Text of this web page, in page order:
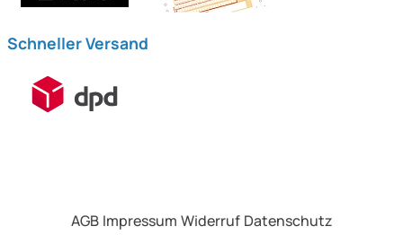
Schneller Versand
AGB Impressum Widerruf Datenschutz